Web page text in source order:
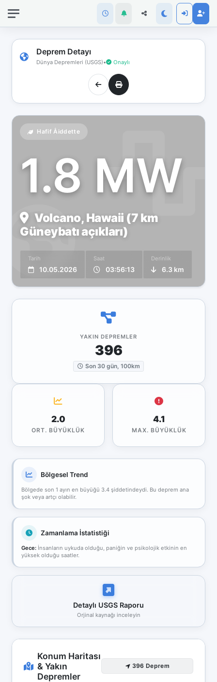
Deprem Detayı
Dünya Depremleri (USGS)• Onaylı
Hafif Åiddette
1.8 MW
Volcano, Hawaii (7 km
Güneybatı açıkları)
Tarih
10.05.2026
Saat
03:56:13
Derinlik
6.3 km
YAKIN DEPREMLER
396
Son 30 gün, 100km
2.0
ORT. BÜYÜKLÜK
4.1
MAX. BÜYÜKLÜK
Bölgesel Trend
Bölgede son 1 ayın en büyüğü 3.4 şiddetindeydi. Bu deprem ana
şok veya artçı olabilir.
Zamanlama İstatistiği
Gece: İnsanların uykuda olduğu, paniğin ve psikolojik etkinin en
yüksek olduğu saatler.
Detaylı USGS Raporu
Orjinal kaynağı inceleyin
Konum Haritası
& Yakın
Depremler
396 Deprem
bağlantınız
koptu!
Çevrimdışı
moddasınız.